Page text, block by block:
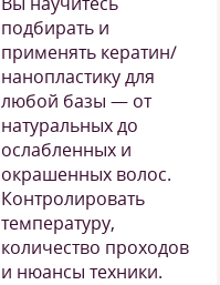
подбирать и
применять кератин/
нанопластику для
любой базы — от
натуральных до
ослабленных и
окрашенных волос.
Контролировать
температуру,
количество проходов
и нюансы техники.